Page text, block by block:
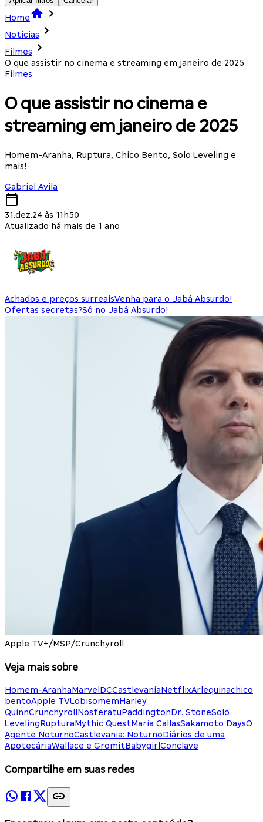
Home
Notícias
Filmes
O que assistir no cinema e streaming em janeiro de 2025
Filmes
O que assistir no cinema e
streaming em janeiro de 2025
Homem-Aranha, Ruptura, Chico Bento, Solo Leveling e
mais!
Gabriel Avila
31.dez.24 às 11h50
Atualizado há mais de 1 ano
Achados e preços surreaisVenha para o Jabá Absurdo!
Ofertas secretas?Só no Jabá Absurdo!
Apple TV+/MSP/Crunchyroll
Veja mais sobre
Homem-AranhaMarvel DCCastlevaniaNetflixArlequinachico
bentoApple TVLobisomemHarley
QuinnCrunchyroll NosferatuPaddingtonDr. StoneSolo
LevelingRupturaMythic QuestMaria CallasSakamoto DaysO
Agente NoturnoCastlevania: NoturnoDiários de uma
ApotecáriaWallace e GromitBabygirl Conclave
Compartilhe em suas redes